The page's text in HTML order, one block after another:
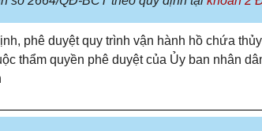
phê duyệt quy trình vận hành hồ chứa thủy
thẩm quyền phê duyệt của Ủy ban nhân